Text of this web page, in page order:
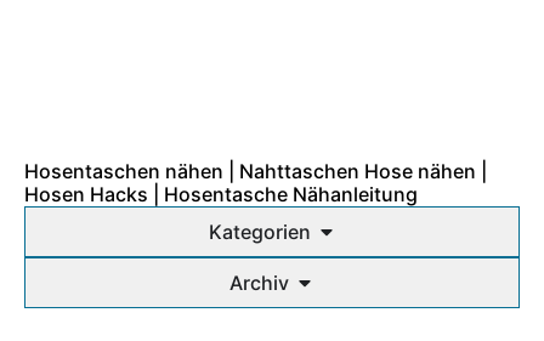
Hosentaschen nähen | Nahttaschen Hose nähen |
Hosen Hacks | Hosentasche Nähanleitung
Kategorien
Archiv